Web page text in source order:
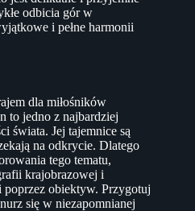
odbicia gór w
i pełne harmonii
dla miłośników
to jedno z najbardziej
świata. Jej tajemnice są
na odkrycie. Dlatego
tego tematu,
krajobrazowej i
obiektyw. Przygotuj
się w niezapomnianej